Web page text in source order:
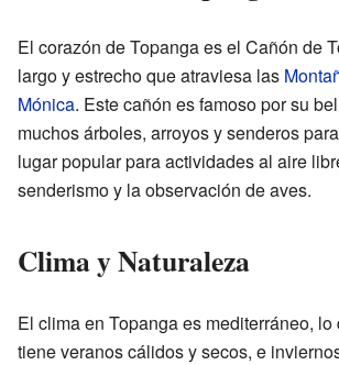
El corazón de Topanga es el Cañón de
largo y estrecho que atraviesa las
Mónica. Este cañón es famoso por su
muchos árboles, arroyos y senderos
lugar popular para actividades al aire
senderismo y la observación de aves.
Clima y Naturaleza
El clima en Topanga es mediterráneo,
tiene veranos cálidos y secos, e